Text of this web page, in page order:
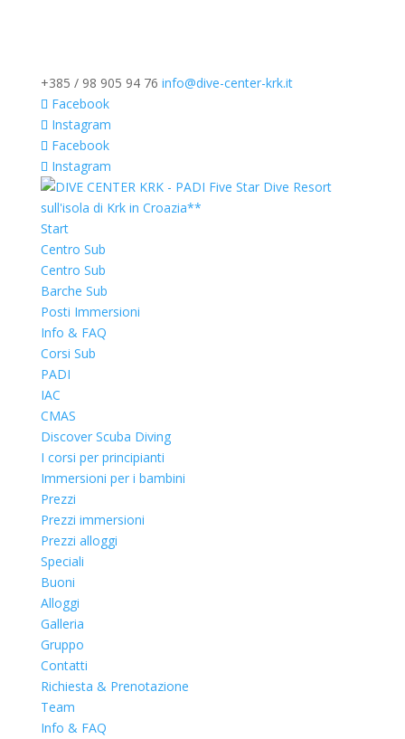
+385 / 98 905 94 76 info@dive-center-krk.it
Facebook
Instagram
Facebook
Instagram
Start
Centro Sub
Centro Sub
Barche Sub
Posti Immersioni
Info & FAQ
Corsi Sub
PADI
IAC
CMAS
Discover Scuba Diving
I corsi per principianti
Immersioni per i bambini
Prezzi
Prezzi immersioni
Prezzi alloggi
Speciali
Buoni
Alloggi
Galleria
Gruppo
Contatti
Richiesta & Prenotazione
Team
Info & FAQ